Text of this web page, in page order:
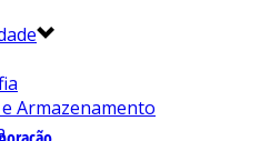
Armazenamento